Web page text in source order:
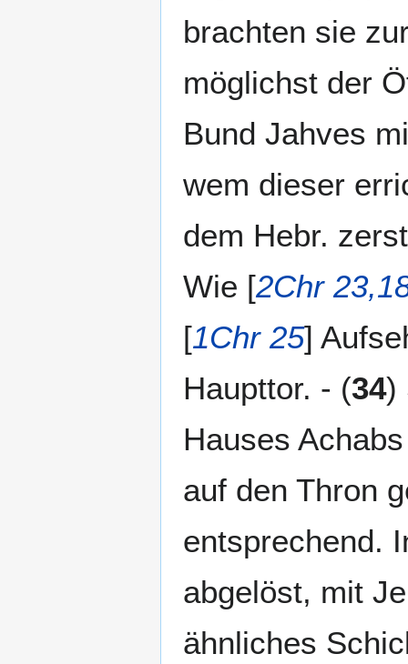
brachten sie
möglichst der
Bund Jahves
wem dieser
dem Hebr.
Wie [2Chr
[1Chr 25]
Haupttor. - (34)
Hauses
auf den Thron
entsprechend.
abgelöst, mit
ähnliches